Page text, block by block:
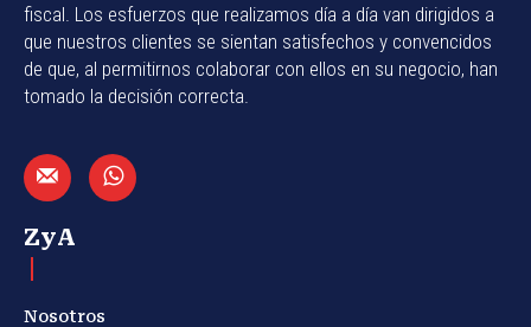
fiscal. Los esfuerzos que realizamos día a día van dirigidos a
que nuestros clientes se sientan satisfechos y convencidos
de que, al permitirnos colaborar con ellos en su negocio, han
tomado la decisión correcta.
ZyA
Nosotros